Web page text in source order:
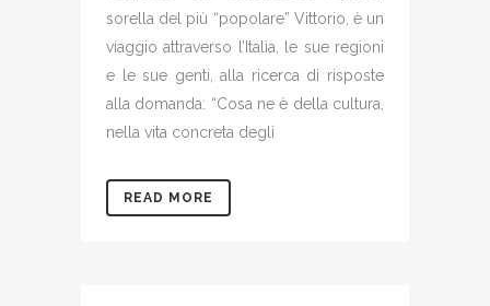
sorella del più “popolare” Vittorio, è un
viaggio attraverso l’Italia, le sue regioni
e le sue genti, alla ricerca di risposte
alla domanda: “Cosa ne è della cultura,
nella vita concreta degli
READ MORE